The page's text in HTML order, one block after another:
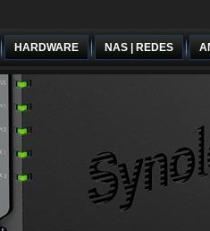
HARDWARE NAS | REDES